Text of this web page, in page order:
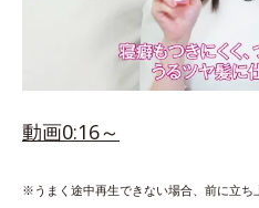
動画0:16～
※うまく途中再生できない場合、前に立